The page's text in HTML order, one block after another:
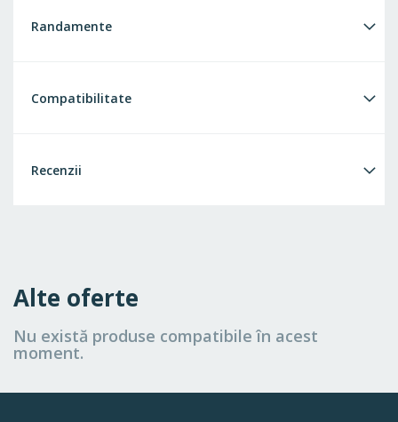
Randamente
Compatibilitate
Recenzii
Alte oferte
Nu există produse compatibile în acest
moment.